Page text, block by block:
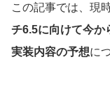
この記事では、現
チ6.5に向けて今か
実装内容の予想に